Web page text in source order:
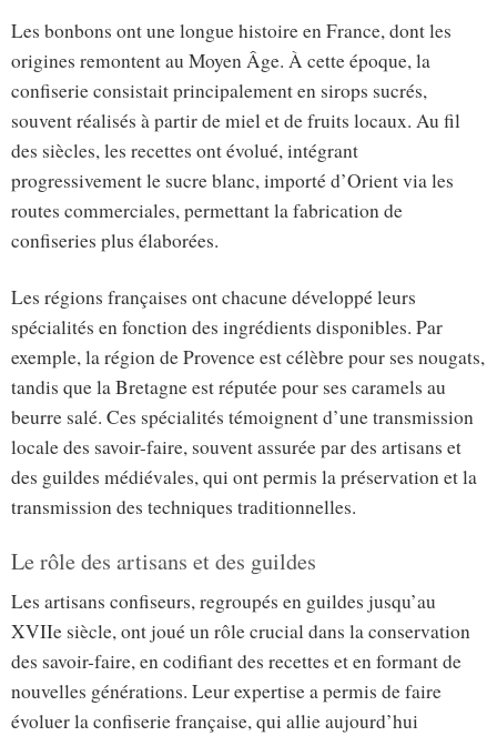
Les bonbons ont une longue histoire en France, dont les
origines remontent au Moyen Âge. À cette époque, la
confiserie consistait principalement en sirops sucrés,
souvent réalisés à partir de miel et de fruits locaux. Au fil
des siècles, les recettes ont évolué, intégrant
progressivement le sucre blanc, importé d’Orient via les
routes commerciales, permettant la fabrication de
confiseries plus élaborées.
Les régions françaises ont chacune développé leurs
spécialités en fonction des ingrédients disponibles. Par
exemple, la région de Provence est célèbre pour ses nougats,
tandis que la Bretagne est réputée pour ses caramels au
beurre salé. Ces spécialités témoignent d’une transmission
locale des savoir-faire, souvent assurée par des artisans et
des guildes médiévales, qui ont permis la préservation et la
transmission des techniques traditionnelles.
Le rôle des artisans et des guildes
Les artisans confiseurs, regroupés en guildes jusqu’au
XVIIe siècle, ont joué un rôle crucial dans la conservation
des savoir-faire, en codifiant des recettes et en formant de
nouvelles générations. Leur expertise a permis de faire
évoluer la confiserie française, qui allie aujourd’hui